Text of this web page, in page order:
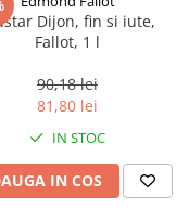
Dijon, fin si iute,
Fallot, 1 l
90,18 lei
81,80 lei
IN STOC
IN COS